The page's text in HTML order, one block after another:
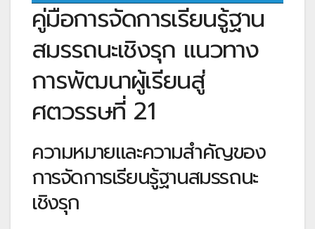
คู่มือการจัดการเรียนรู้ฐาน
สมรรถนะเชิงรุก แนวทาง
การพัฒนาผู้เรียนสู่
ศตวรรษที่ 21
ความหมายและความสำคัญของ
การจัดการเรียนรู้ฐานสมรรถนะ
เชิงรุก